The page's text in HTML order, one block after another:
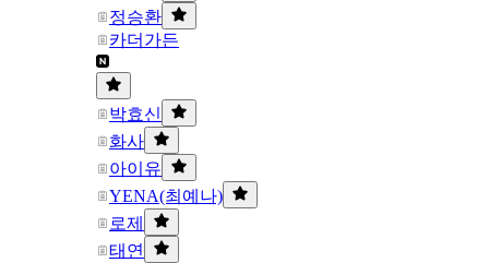
정승환
카더가든
박효신
화사
아이유
YENA(최예나)
로제
태연